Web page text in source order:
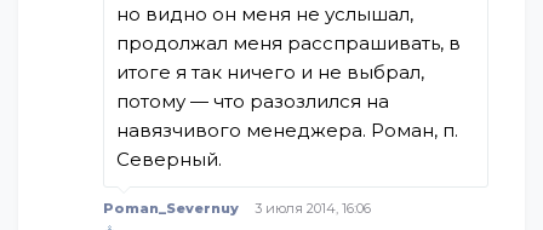
но видно он меня не услышал,
продолжал меня расспрашивать, в
итоге я так ничего и не выбрал,
потому — что разозлился на
навязчивого менеджера. Роман, п.
Северный.
Poman_Severnuy 3 июля 2014, 16:06